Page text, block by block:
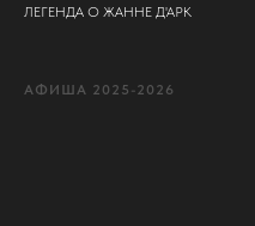
ЛЕГЕНДА О ЖАННЕ Д'АРК
АФИША 2025-2026